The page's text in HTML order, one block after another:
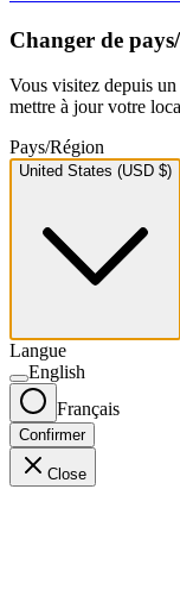
Changer de
Vous visitez depuis
mettre à jour votre
Pays/Région
United States (USD $)
Langue
English
Français
Confirmer
Close